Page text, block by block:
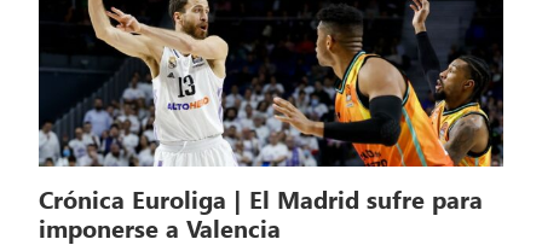
Crónica Euroliga | El Madrid sufre para
imponerse a Valencia